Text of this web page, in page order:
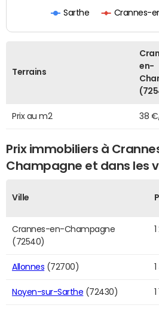
Sarthe Crannes-
Terrains
en-
Prix au m2 38
Prix immobiliers à
Champagne et dans les
Ville
Crannes-en-Champagne
(72540)
Allonnes (72700)
Noyen-sur-Sarthe (72430)